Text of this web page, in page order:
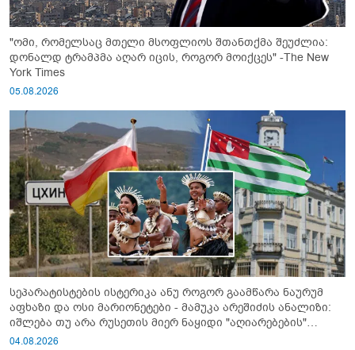
"ომი, რომელსაც მთელი მსოფლიოს შთანთქმა შეუძლია:
დონალდ ტრამპმა აღარ იცის, როგორ მოიქცეს" -The New
York Times
05.08.2026
სეპარატისტების ისტერიკა ანუ როგორ გაამწარა ნაურუმ
აფხაზი და ოსი მარიონეტები - მამუკა არეშიძის ანალიზი:
იშლება თუ არა რუსეთის მიერ ნაყიდი "აღიარებების"
სისტემა?!
04.08.2026